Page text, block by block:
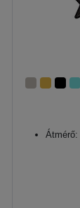
Átmérő: